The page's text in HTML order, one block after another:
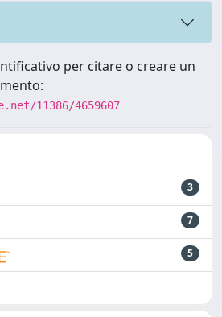
per citare o creare un
11386/4659607
3
7
5